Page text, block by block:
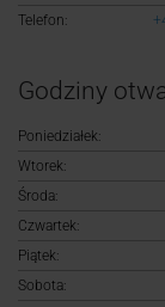
Telefon:
Godziny
Poniedziałek:
Wtorek:
Środa:
Czwartek:
Piątek:
Sobota: